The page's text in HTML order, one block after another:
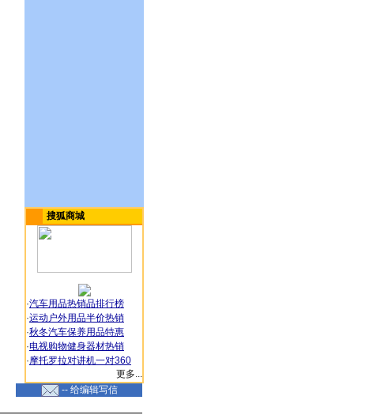
搜狐商城
·汽车用品热销品排行榜
·运动户外用品半价热销
·秋冬汽车保养用品特惠
·电视购物健身器材热销
·摩托罗拉对讲机一对360
更多...
-- 给编辑写信